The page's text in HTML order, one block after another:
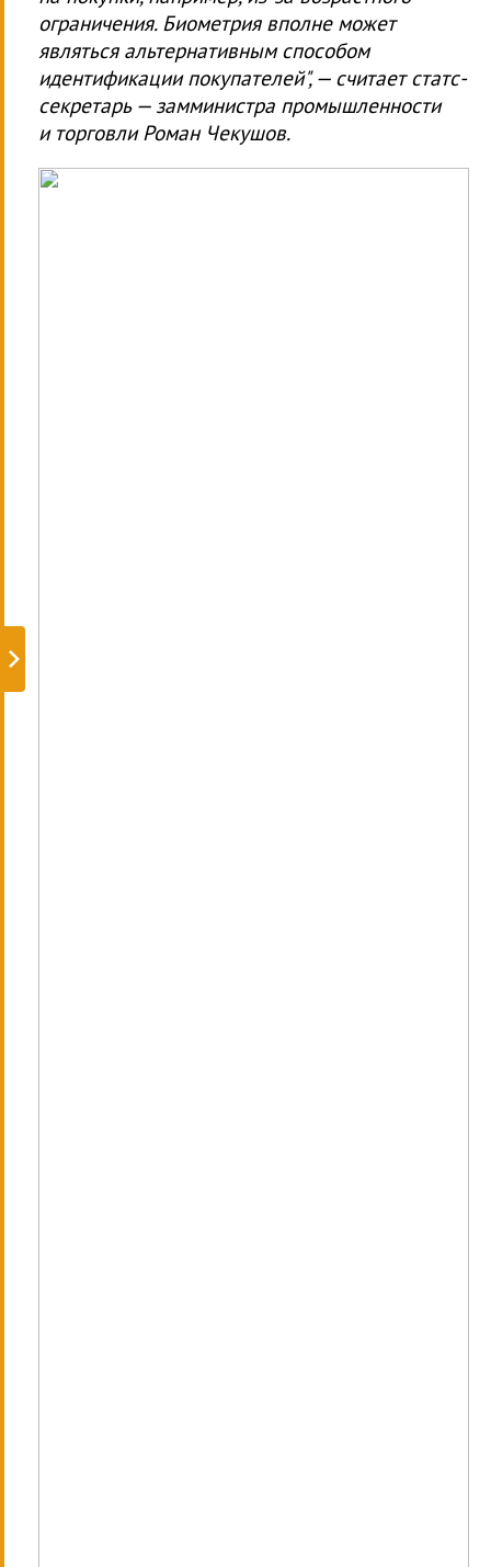
ограничения. Биометрия вполне может
являться альтернативным способом
идентификации покупателей", — считает статс-
секретарь — замминистра промышленности
и торговли Роман Чекушов.